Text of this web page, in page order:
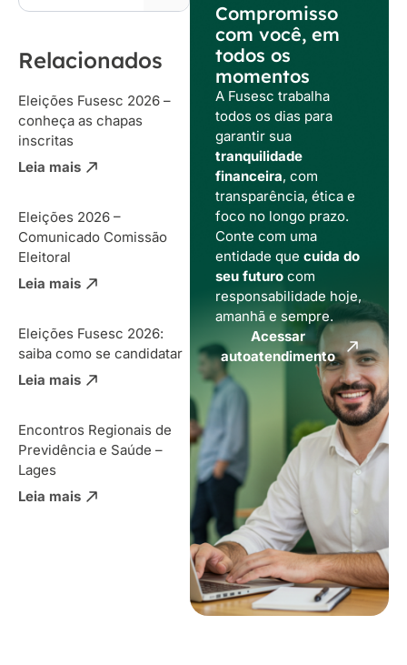
Relacionados
Eleições Fusesc 2026 –
conheça as chapas
inscritas
Leia mais
Eleições 2026 –
Comunicado Comissão
Eleitoral
Leia mais
Eleições Fusesc 2026:
saiba como se candidatar
Leia mais
Encontros Regionais de
Previdência e Saúde –
Lages
Leia mais
Compromisso
com você, em
todos os
momentos
A Fusesc trabalha
todos os dias para
garantir sua
tranquilidade
financeira, com
transparência, ética e
foco no longo prazo.
Conte com uma
entidade que cuida do
seu futurocom
responsabilidade hoje,
amanhã e sempre.
Acessar
autoatendimento